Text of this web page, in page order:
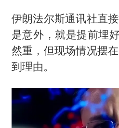
伊朗法尔斯通讯社直
是意外，就是提前埋
然重，但现场情况摆
到理由。